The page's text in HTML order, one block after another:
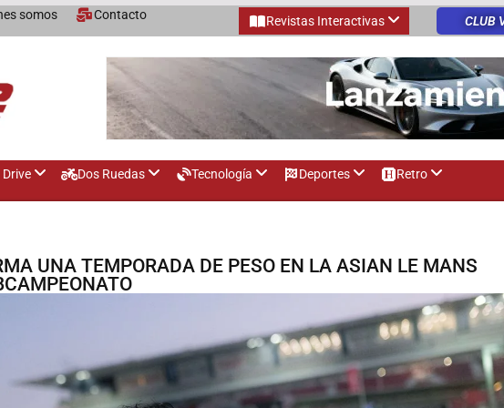
somos Contacto Revistas Interactivas CLUB
Drive Dos Ruedas Tecnología Deportes Retro
UNA TEMPORADA DE PESO EN LA ASIAN LE MANS